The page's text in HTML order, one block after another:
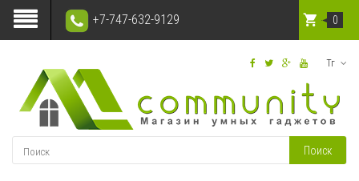
+7-747-632-9129
Тг
Поиск
0